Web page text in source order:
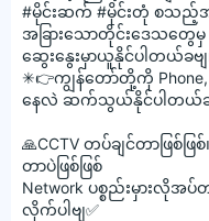
#မိုင်းဆက် #မိုငးတုံ စသည့်အ
အခြားသောတိုင်းဒေသ
ဆွေးနွေးမှာယူနိုင်ပါတယ်ခဗျ
✳👉ကျွန်တော်တို့ကို Phone,
နေလဲ ဆက်သွယ်နိုင်ပါတယ်ခ
🙏CCTV တပ်ချင်တာဖြစ်ဖ
တာပဲဖြစ်ဖြစ်
Network ပစ္စည်းမှားလိုအပ်
လိုက်ပါဗျ✅